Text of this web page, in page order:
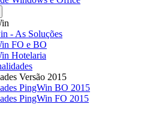
- As Soluções
FO e BO
Hotelaria
Versão 2015
PingWin BO 2015
PingWin FO 2015